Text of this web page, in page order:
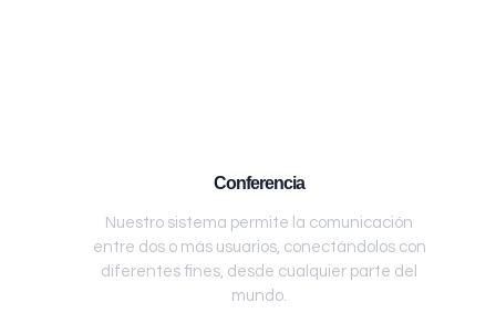
Conferencia
Nuestro sistema permite la comunicación
entre dos o más usuarios, conectándolos con
diferentes fines, desde cualquier parte del
mundo.